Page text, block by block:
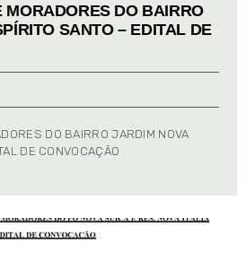
MORADORES DO BAIRRO
SANTO – EDITAL DE
DO BAIRRO JARDIM NOVA
DE CONVOCAÇÃO